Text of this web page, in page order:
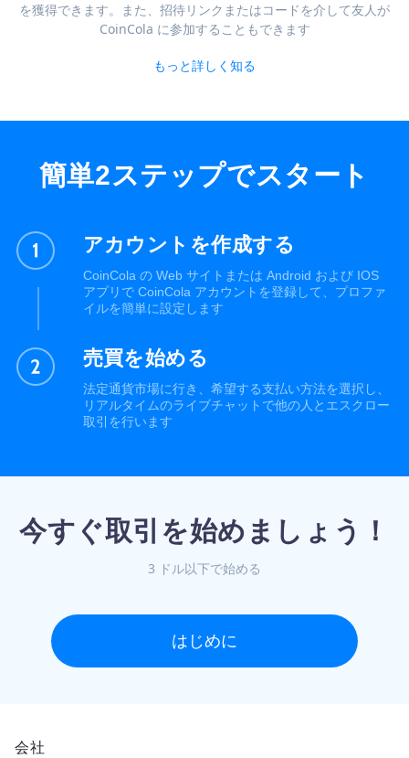
を獲得できます。また、招待リンクまたはコードを介して友人が
CoinCola に参加することもできます
もっと詳しく知る
簡単2ステップでスタート
アカウントを作成する
CoinCola の Web サイトまたは Android および IOS
アプリで CoinCola アカウントを登録して、プロファ
イルを簡単に設定します
売買を始める
法定通貨市場に行き、希望する支払い方法を選択し、
リアルタイムのライブチャットで他の人とエスクロー
取引を行います
今すぐ取引を始めましょう！
3 ドル以下で始める
はじめに
会社